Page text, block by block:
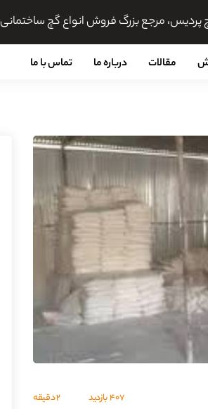
پردیس، مرجع بزرگ فروش انواع گچ ساختمانی
مقالات درباره ما تماس با ما
407بازدید 2 دقیقه